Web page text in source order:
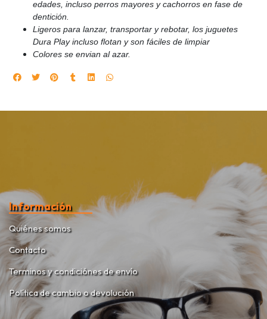
edades, incluso perros mayores y cachorros en fase de
dentición.
Ligeros para lanzar, transportar y rebotar, los juguetes
Dura Play incluso flotan y son fáciles de limpiar
Colores se envian al azar.
Información
Quiénes somos
Contacto
Terminos y condiciónes de envío
Política de cambio o devolución